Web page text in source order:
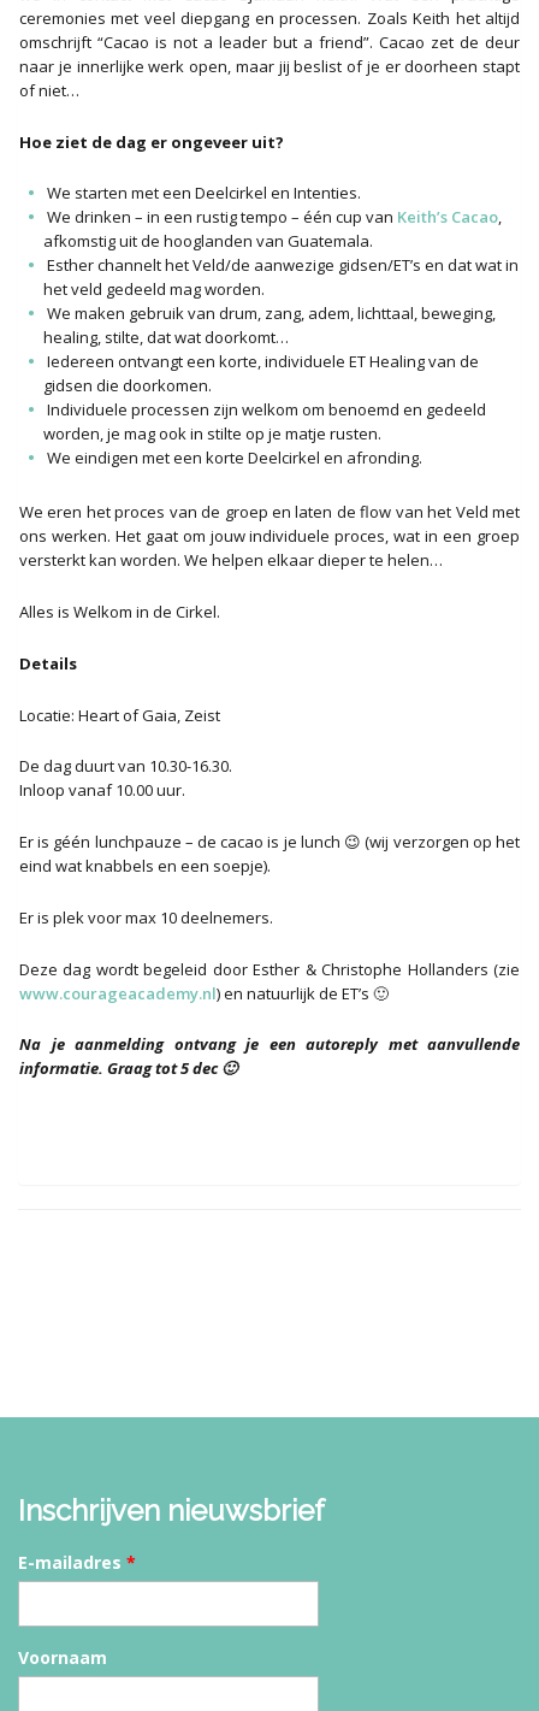
ceremonies met veel diepgang en processen. Zoals Keith het altijd
omschrijft “Cacao is not a leader but a friend”. Cacao zet de deur
naar je innerlijke werk open, maar jij beslist of je er doorheen stapt
of niet…
Hoe ziet de dag er ongeveer uit?
We starten met een Deelcirkel en Intenties.
We drinken – in een rustig tempo – één cup van Keith’s Cacao,
afkomstig uit de hooglanden van Guatemala.
Esther channelt het Veld/de aanwezige gidsen/ET’s en dat wat in
het veld gedeeld mag worden.
We maken gebruik van drum, zang, adem, lichttaal, beweging,
healing, stilte, dat wat doorkomt…
Iedereen ontvangt een korte, individuele ET Healing van de
gidsen die doorkomen.
Individuele processen zijn welkom om benoemd en gedeeld
worden, je mag ook in stilte op je matje rusten.
We eindigen met een korte Deelcirkel en afronding.
We eren het proces van de groep en laten de flow van het Veld met
ons werken. Het gaat om jouw individuele proces, wat in een groep
versterkt kan worden. We helpen elkaar dieper te helen…
Alles is Welkom in de Cirkel.
Details
Locatie: Heart of Gaia, Zeist
De dag duurt van 10.30-16.30.
Inloop vanaf 10.00 uur.
Er is géén lunchpauze – de cacao is je lunch 😉 (wij verzorgen op het
eind wat knabbels en een soepje).
Er is plek voor max 10 deelnemers.
Deze dag wordt begeleid door Esther & Christophe Hollanders (zie
www.courageacademy.nl) en natuurlijk de ET’s 🙂
Na je aanmelding ontvang je een autoreply met aanvullende
informatie. Graag tot 5 dec 🙂
Inschrijven nieuwsbrief
E-mailadres *
Voornaam